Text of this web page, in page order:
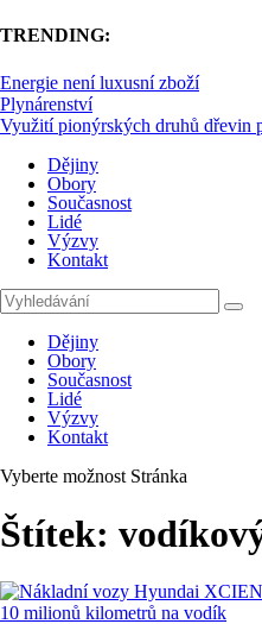
TRENDING:
Energie není luxusní zboží
Plynárenství
Využití pionýrských druhů dřevin
Dějiny
Obory
Současnost
Lidé
Výzvy
Kontakt
Dějiny
Obory
Současnost
Lidé
Výzvy
Kontakt
Vyberte možnost Stránka
Štítek: